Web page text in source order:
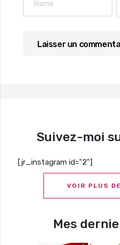
Suivez-moi
[jr_instagram id="2"]
VOIR PLUS
Mes